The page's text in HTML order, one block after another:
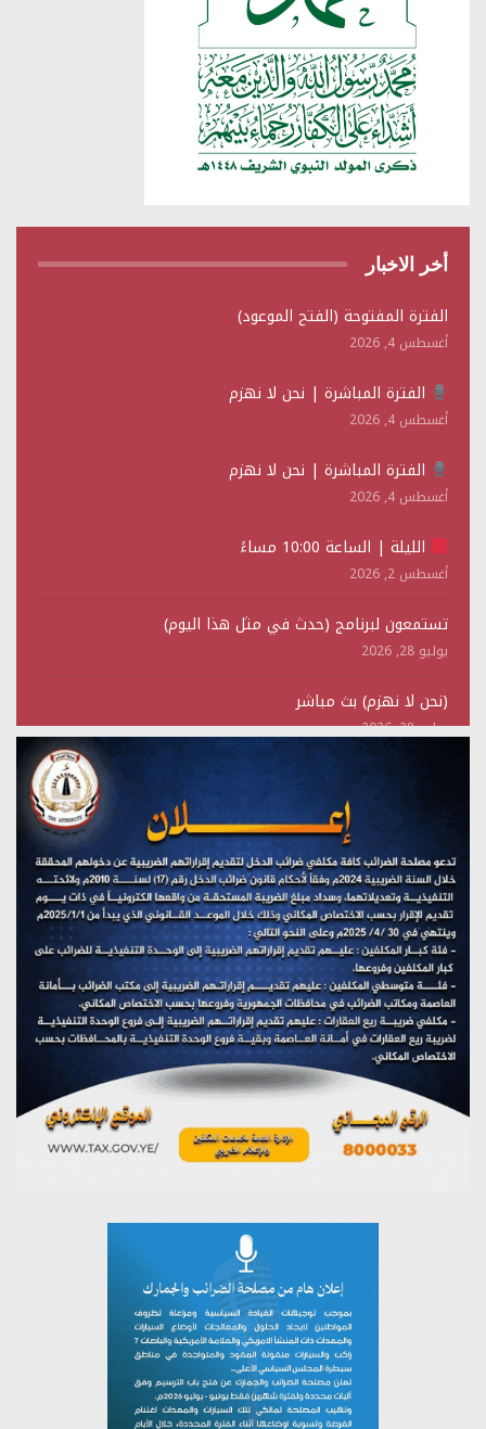
أخر الاخبار
الفترة المفتوحة (الفتح الموعود)
أغسطس 4, 2026
الفترة المباشرة | نحن لا نهزم
أغسطس 4, 2026
الفترة المباشرة | نحن لا نهزم
أغسطس 4, 2026
الليلة | الساعة 10:00 مساءً
أغسطس 2, 2026
تستمعون لبرنامج (حدث في مثل هذا اليوم)
يوليو 28, 2026
(نحن لا نهزم) بث مباشر
يوليو 28, 2026
تستمعون لبرنامج (هندسة الوهم)
مؤتمر صحفي لمركز عين الإنسانية حول جرائم تحالف العدوان
على اليمن
يوليو 27, 2026
تستمعون لبرنامج (مع السيد القائد)
يوليو 26, 2026
تستمعون لبرنامج (خبر وعلم)
يوليو 26, 2026